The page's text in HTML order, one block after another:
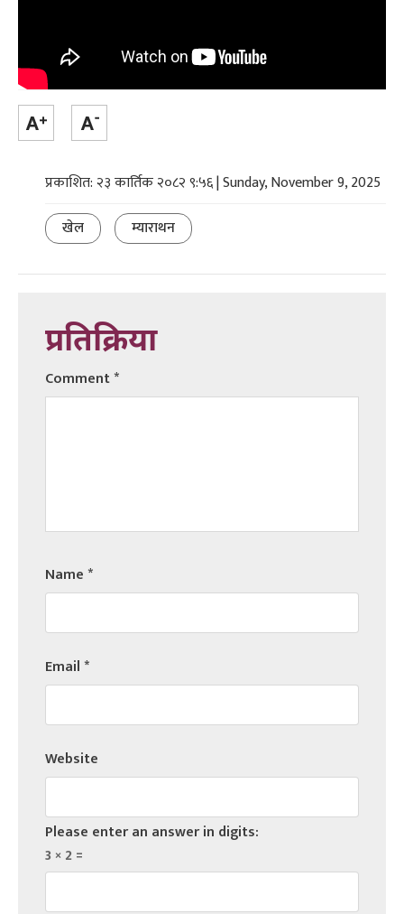
प्रकाशित: २३ कार्तिक २०८२ ९:५६ | Sunday, November 9, 2025
खेल
म्याराथन
प्रतिक्रिया
Comment*
Name*
Email*
Website
Please enter an answer in digits:
3 × 2 =